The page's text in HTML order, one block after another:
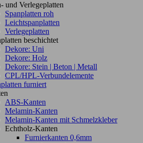
und Verlegeplatten
Spanplatten roh
Leichtspanplatten
Verlegeplatten
beschichtet
Dekore: Uni
Dekore: Holz
Dekore: Stein | Beton | Metall
CPL/HPL-Verbundelemente
furniert
ABS-Kanten
Melamin-Kanten
Melamin-Kanten mit Schmelzkleber
Echtholz-Kanten
Furnierkanten 0,6mm